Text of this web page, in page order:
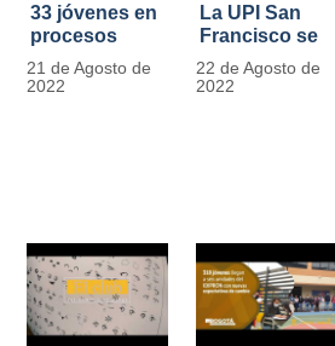
33 jóvenes en
procesos
legales por
tensiones con
21 de Agosto de
2022
La UPI San
Francisco se
llena de color
y vida con la
22 de Agosto de
2022